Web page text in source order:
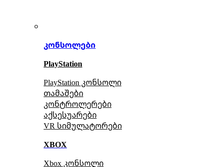
კონსოლები
PlayStation
PlayStation კონსოლი
თამაშები
კონტროლერები
აქსესუარები
VR სიმულატორები
XBOX
Xbox კონსოლი